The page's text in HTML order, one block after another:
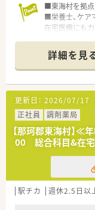
≪こんな方に
■医師、訪問看
し、患者さま
し、薬剤管理
宅へ積極的に
■完成してしま
会社に影響を
りも、自分で
■ほぼ茨城県内
ん。腰を据え
方、将来にわ
お勧めです
■東海村を拠点
■栄養士、ケア
在宅医療にも力
指導・サポー
詳細を見
更新日： 2026/07/17
正社員
調剤薬局
【那珂郡東海村】
00 総合科目&在宅
駅チカ 週休2.5日以